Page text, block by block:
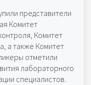
представители
Комитет
Комитет
а также Комитет
отметили
лабораторного
специалистов.